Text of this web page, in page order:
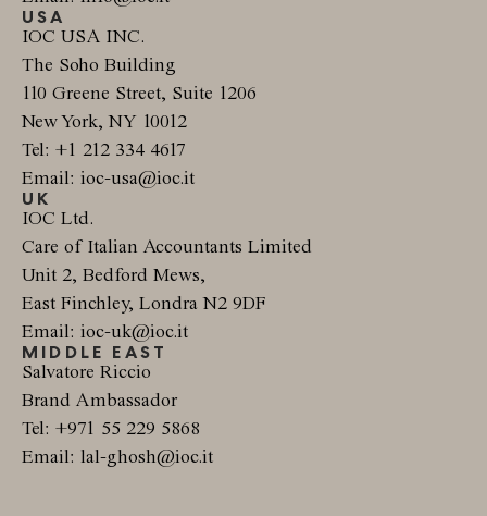
USA
IOC USA INC.
The Soho Building
110 Greene Street, Suite 1206
New York, NY 10012
Tel: +1 212 334 4617
Email: ioc-usa@ioc.it
UK
IOC Ltd.
Care of Italian Accountants Limited
Unit 2, Bedford Mews,
East Finchley, Londra N2 9DF
Email: ioc-uk@ioc.it
MIDDLE EAST
Salvatore Riccio
Brand Ambassador
Tel: +971 55 229 5868
Email: lal-ghosh@ioc.it